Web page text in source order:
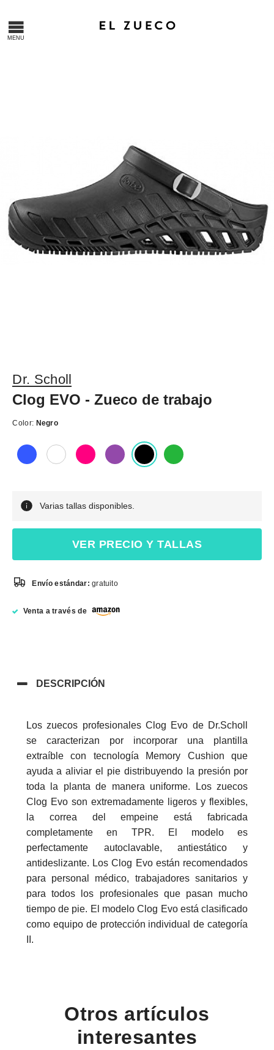
Dr. Scholl
Clog EVO - Zueco de trabajo
Color: Negro
Varias tallas disponibles.
VER PRECIO Y TALLAS
Envío estándar:gratuito
Venta a través de
DESCRIPCIÓN
Los zuecos profesionales Clog Evo de Dr.Scholl
se caracterizan por incorporar una plantilla
extraíble con tecnología Memory Cushion que
ayuda a aliviar el pie distribuyendo la presión por
toda la planta de manera uniforme. Los zuecos
Clog Evo son extremadamente ligeros y flexibles,
la correa del empeine está fabricada
completamente en TPR. El modelo es
perfectamente autoclavable, antiestático y
antideslizante. Los Clog Evo están recomendados
para personal médico, trabajadores sanitarios y
para todos los profesionales que pasan mucho
tiempo de pie. El modelo Clog Evo está clasificado
como equipo de protección individual de categoría
II.
Otros artículos
interesantes